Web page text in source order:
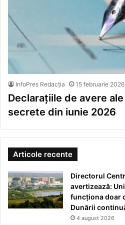
InfoPres Redacția 15 februarie 2026
Declarațiile de avere
secrete din iunie 2026
Articole recente
Directorul
avertizează:
funcționa doar
Dunării
4 august 2026